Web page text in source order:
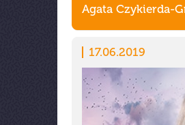
Agata Czykierda-
17.06.2019